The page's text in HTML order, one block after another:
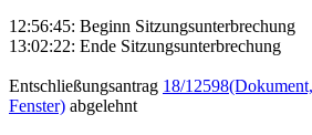
12:56:45: Beginn Sitzungsunterbrechung
13:02:22: Ende Sitzungsunterbrechung
Entschließungsantrag 18/12598
Fenster) abgelehnt